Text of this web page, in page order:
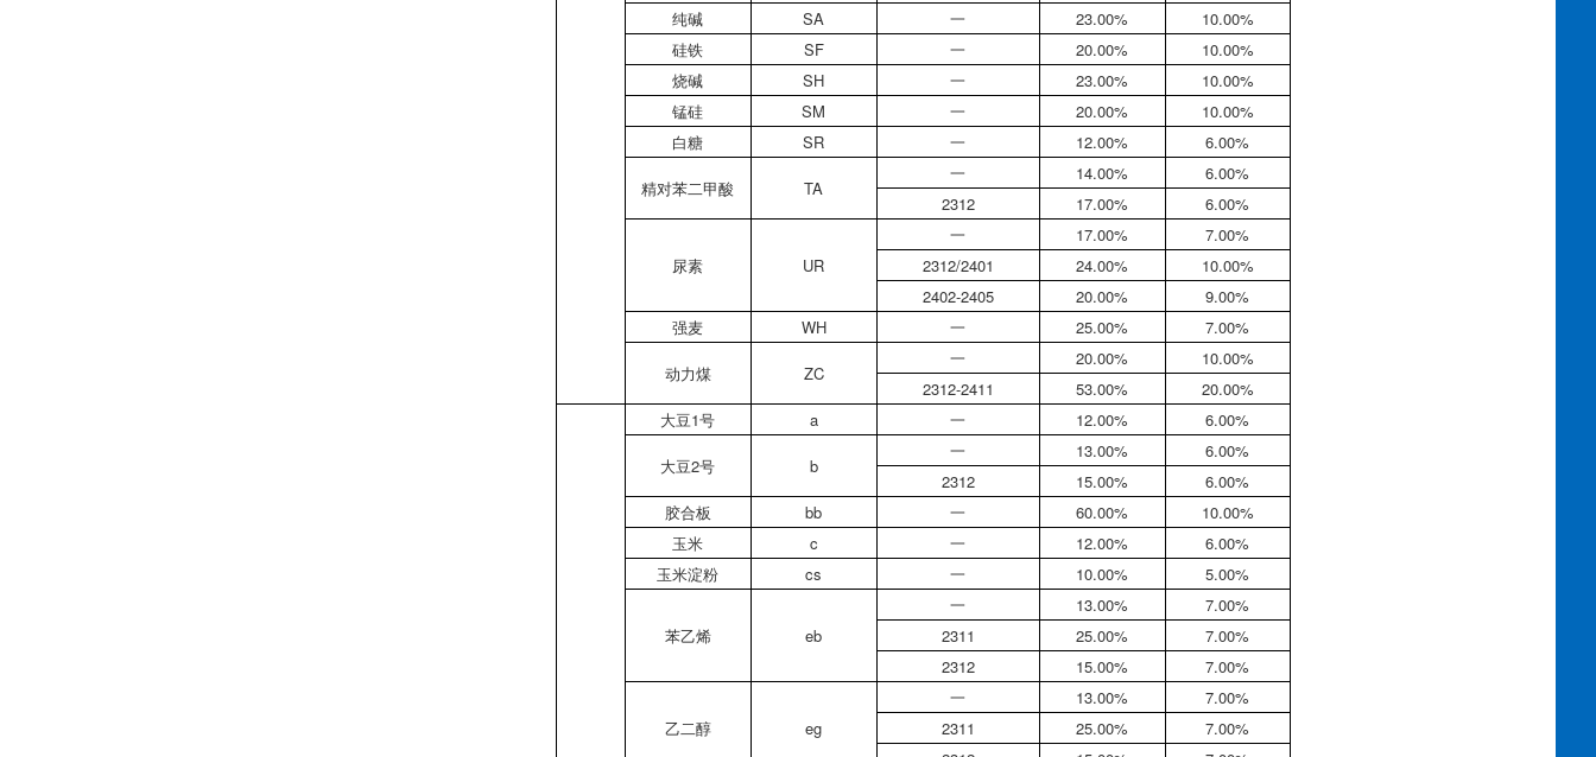
纯碱
SA 一 23.00%
10.00%
硅铁
SF 一 20.00%
10.00%
烧碱
SH 一 23.00%
10.00%
锰硅
SM 一 20.00%
10.00%
白糖
SR 一 12.00% 6.00%
精对苯二甲酸 TA
一 14.00%
6.00%
2312
17.00% 6.00%
尿素 UR
一 17.00%
7.00%
2312/2401
24.00%
10.00%
2402-2405
20.00%
9.00%
强麦
WH 一 25.00% 7.00%
动力煤 ZC
一 20.00%
10.00%
2312-2411
53.00% 20.00%
大豆1号 a 一 12.00% 6.00%
大豆2号 b
一 13.00%
6.00%
2312
15.00%
6.00%
胶合板
bb 一 60.00%
10.00%
玉米
c 一 12.00%
6.00%
玉米淀粉
cs 一 10.00% 5.00%
苯乙烯 eb
一 13.00%
7.00%
2311
25.00%
7.00%
2312
15.00% 7.00%
乙二醇 eg
一 13.00%
7.00%
2311
25.00%
7.00%